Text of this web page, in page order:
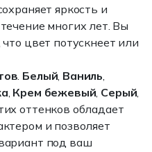
яркость и
многих лет. Вы
цвет потускнеет или
. Белый, Ваниль,
, Крем бежевый, Серый,
оттенков обладает
и позволяет
под ваш